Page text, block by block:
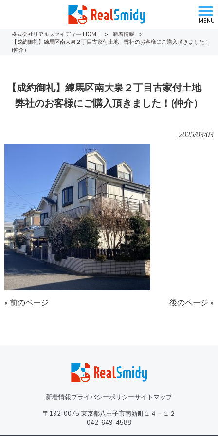
MENU
株式会社リアルスマイディー HOME
> 新着情報
>
【成約御礼】練馬区南大泉２丁目古家付土地 弊社のお客様にご購入頂きました！
(仲介）
【成約御礼】練馬区南大泉２丁目古家付土地
弊社のお客様にご購入頂きました！(仲介）
2025/03/03
« 前のページ 後のページ »
新着情報プライバシーポリシーサイトマップ
〒192-0075 東京都八王子市南新町１４－１２
042-649-4588